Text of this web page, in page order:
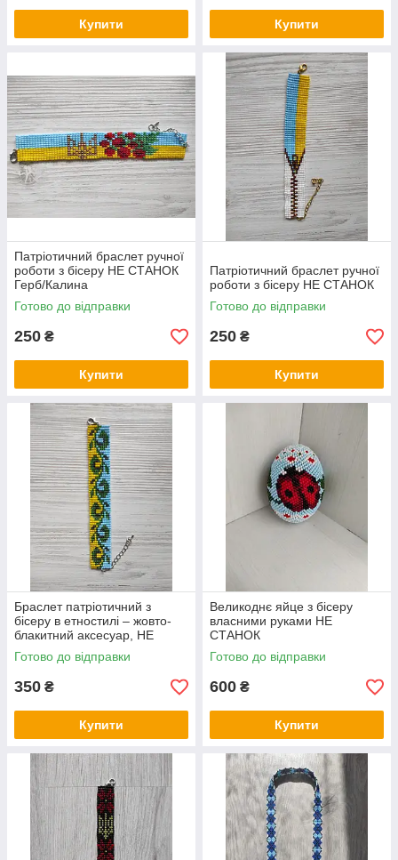
Купити Купити
Патріотичний браслет ручної
роботи з бісеру НЕ СТАНОК
Герб/Калина
Готово до відправки
250 ₴
Купити
Патріотичний браслет ручної
роботи з бісеру НЕ СТАНОК
Готово до відправки
250 ₴
Купити
Браслет патріотичний з
бісеру в етностилі – жовто-
блакитний аксесуар, НЕ
СТАНОК
Готово до відправки
350 ₴
Купити
Великоднє яйце з бісеру
власними руками НЕ
СТАНОК
Готово до відправки
600 ₴
Купити